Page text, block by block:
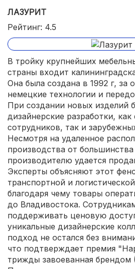
ЛАЗУРИТ
Рейтинг: 4.5
В тройку крупнейших
страны входит
Она была создана в 1992 г, за
немецкие технологии и
При создании новых изделий
дизайнерские разработки,
сотрудников, так и
Несмотря на удаленное
производства от
производителю удается
Эксперты объясняют этот
транспортной и
благодаря чему товары
до Владивостока.
поддерживать ценовую
уникальные дизайнерские
подход не остался без
что подтверждает премия
трижды завоеванная брендом